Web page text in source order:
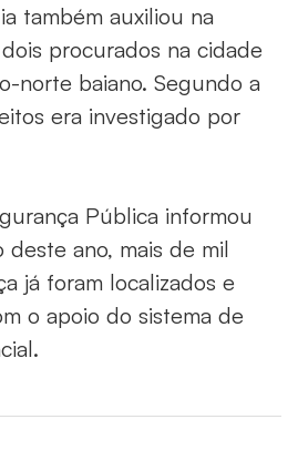
também auxiliou na
procurados na cidade
norte baiano. Segundo a
era investigado por
Pública informou
ano, mais de mil
já foram localizados e
o apoio do sistema de